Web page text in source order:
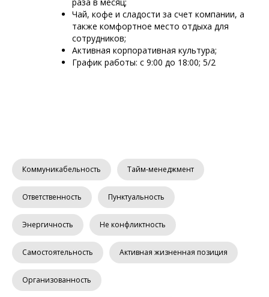
Чай, кофе и сладости за счет компании, а
также комфортное место отдыха для
сотрудников;
Активная корпоративная культура;
График работы: с 9:00 до 18:00; 5/2
Коммуникабельность Тайм-менеджмент
Ответственность Пунктуальность
Энергичность Не конфликтность
Самостоятельность Активная жизненная позиция
Организованность